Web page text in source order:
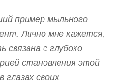
пример мыльного
Лично мне кажется,
связана с глубоко
становления этой
своих